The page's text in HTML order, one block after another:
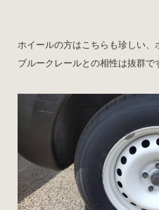
ホイールの方はこちらも珍しい、
ブルークレールとの相性は抜群で